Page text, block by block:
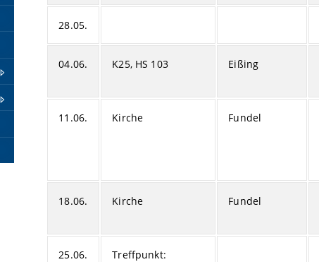
28.05.
04.06. K25, HS 103 Eißing
11.06. Kirche Fundel
18.06. Kirche Fundel
25.06.
Treffpunkt: